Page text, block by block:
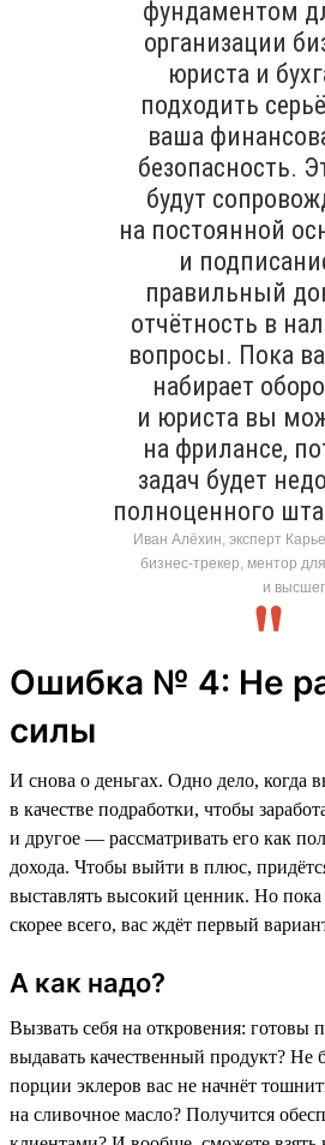
фундаментом
организации
юриста и
подходить
ваша
безопасность.
будут
на постоянной
и
правильный
отчётность в
вопросы. Пока
набирает
и юриста вы
на фрилансе,
задач будет
полноценного
Иван Алёхин, эксперт
бизнес-трекер, ментор
и
Ошибка № 4: Не
силы
И снова о деньгах. Одно дело, когда
в качестве подработки, чтобы
и другое — рассматривать его как
дохода. Чтобы выйти в плюс,
выставлять высокий ценник. Но пока
скорее всего, вас ждёт первый
А как надо?
Вызвать себя на откровения: готовы
выдавать качественный продукт? Не
порции эклеров вас не начнёт
на сливочное масло? Получится